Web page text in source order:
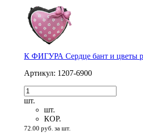
К ФИГУРА Сердце бант и цветы
Артикул: 1207-6900
шт.
шт.
КОР.
72.00 руб. за шт.